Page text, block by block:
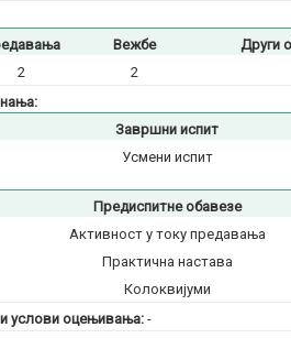
Вежбе Други
2
2
Завршни испит
Усмени испит
Предиспитне обавезе
Активност у току предавања
Практична настава
Колоквијуми
услови оцењивања:-